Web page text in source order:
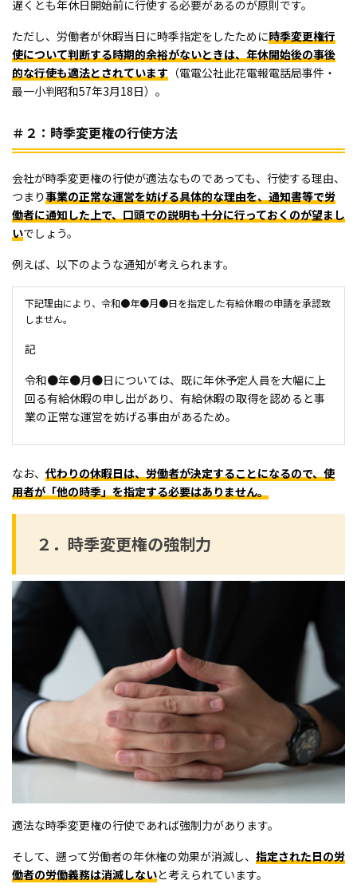
遅くとも年休日開始前に行使する必要があるのが原則です。
ただし、労働者が休暇当日に時季指定をしたために時季変更権行
使について判断する時期的余裕がないときは、年休開始後の事後
的な行使も適法とされています （電電公社此花電報電話局事件・
最一小判昭和57年3月18日）。
＃２：時季変更権の行使方法
会社が時季変更権の行使が適法なものであっても、行使する理由、
つまり事業の正常な運営を妨げる具体的な理由を、通知書等で労
働者に通知した上で、口頭での説明も十分に行っておくのが望まし
いでしょう。
例えば、以下のような通知が考えられます。
下記理由により、令和●年●月●日を指定した有給休暇の申請を承認致
しません。
記
令和●年●月●日については、既に年休予定人員を大幅に上
回る有給休暇の申し出があり、有給休暇の取得を認めると事
業の正常な運営を妨げる事由があるため。
なお、 代わりの休暇日は、労働者が決定することになるので、使
用者が「他の時季」を指定する必要はありません。
２．時季変更権の強制力
適法な時季変更権の行使であれば強制力があります。
そして、遡って労働者の年休権の効果が消滅し、 指定された日の労
働者の労働義務は消滅しないと考えられています。